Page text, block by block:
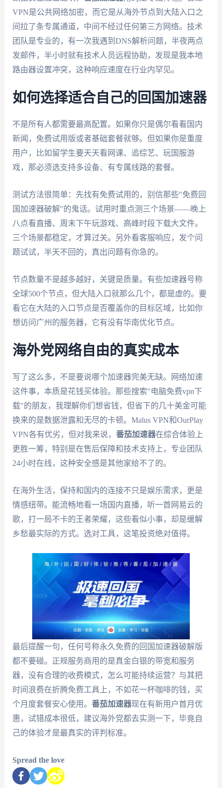
VPN是公共网络加密，而它是从海外节点到大陆入口之
间拉了条专属通道，中间不经过任何第三方网络。技术
团队是专业的，有一次我遇到DNS解析问题，半夜两点
发邮件，半小时就有技术人员远程协助，发现是我本地
路由器设置冲突，这种响应速度在行业内罕见。
如何选择适合自己的回国加速器
不是所有人都需要最高配置。如果你只是偶尔看看国内
新闻，免费试用版或者基础套餐就够。但如果你是重度
用户，比如留学生要天天看网课、追综艺、玩国服游
戏，那必须选支持多设备、有专属线路的套餐。
测试方法很简单：先找有免费试用的，别信那些"免费回
国加速器破解"的鬼话。试用时重点测三个场景——晚上
八点看直播、周末下午玩游戏、高峰时段下载大文件。
三个场景都稳定，才算过关。另外看客服响应，发个问
题试试，半天不回的，真出问题有你急的。
节点数量不是越多越好，关键是质量。有些加速器号称
全球500个节点，但大陆入口就那么几个，都是虚的。要
看它在大陆的入口节点是否覆盖你的目标区域，比如你
想访问广州的服务器，它有没有华南优化节点。
海外党网络自由的真实成本
写了这么多，不是要说哪个加速器完美无缺。网络加速
这件事，本质是花钱买体验。那些搜索"电脑免费vpn下
载"的朋友，我理解你们想省钱，但省下的几十美金可能
换来的是数据泄露和无尽的卡顿。Malus VPN和OurPlay
VPN各有优劣，但对我来说， 番茄加速器在综合体验上
更胜一筹，特别是在售后保障和技术支持上，专业团队
24小时在线，这种安全感是其他家给不了的。
在海外生活，保持和国内的连接不只是娱乐需求，更是
情感纽带。能流畅地看一场国内直播，听一首网易云的
歌，打一局不卡的王者荣耀，这些看似小事，却是缓解
乡愁最实际的方式。选对工具，这笔投资绝对值得。
最后提醒一句，任何号称永久免费的回国加速器破解版
都不要碰。正规服务商用的是真金白银的带宽和服务
器，没有合理的收费模式，怎么可能持续运营？与其把
时间浪费在折腾免费工具上，不如花一杯咖啡的钱，买
个月度套餐安心使用。 番茄加速器现在有新用户首月优
惠，试错成本很低，建议海外党都去实测一下，毕竟自
己的体验才是最真实的评判标准。
Spread the love